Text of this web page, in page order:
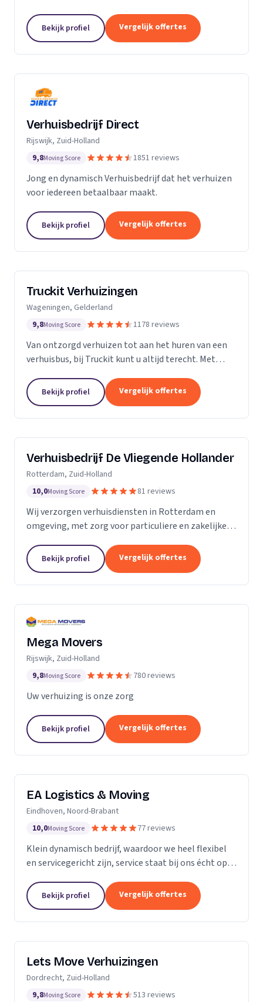
opslag van inboedel, de- en montageservice,...
Bekijk profiel Vergelijk offertes
Verhuisbedrijf Direct
Rijswijk, Zuid-Holland
9,8Moving Score 1851 reviews
Jong en dynamisch Verhuisbedrijf dat het verhuizen
voor iedereen betaalbaar maakt.
Bekijk profiel Vergelijk offertes
Truckit Verhuizingen
Wageningen, Gelderland
9,8Moving Score 1178 reviews
Van ontzorgd verhuizen tot aan het huren van een
verhuisbus, bij Truckit kunt u altijd terecht. Met
klanten geholpen door heel Nederland.
Bekijk profiel Vergelijk offertes
Verhuisbedrijf De Vliegende Hollander
Rotterdam, Zuid-Holland
10,0Moving Score 81 reviews
Wij verzorgen verhuisdiensten in Rotterdam en
omgeving, met zorg voor particuliere en zakelijke
Bekijk profiel Vergelijk offertes
Mega Movers
Rijswijk, Zuid-Holland
9,8Moving Score 780 reviews
Uw verhuizing is onze zorg
Bekijk profiel Vergelijk offertes
EA Logistics & Moving
Eindhoven, Noord-Brabant
10,0Moving Score 77 reviews
Klein dynamisch bedrijf, waardoor we heel flexibel
en servicegericht zijn, service staat bij ons écht op
Bekijk profiel Vergelijk offertes
Lets Move Verhuizingen
Dordrecht, Zuid-Holland
9,8Moving Score 513 reviews